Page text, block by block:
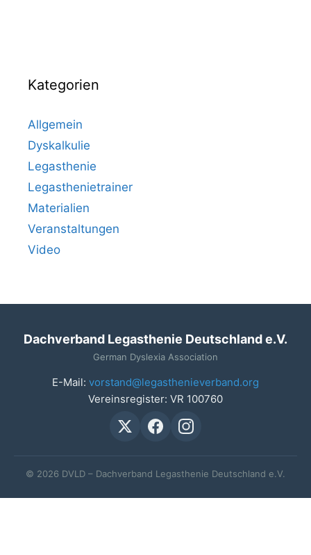
Kategorien
Allgemein
Dyskalkulie
Legasthenie
Legasthenietrainer
Materialien
Veranstaltungen
Video
Dachverband Legasthenie Deutschland e.V.
German Dyslexia Association
E-Mail: vorstand@legasthenieverband.org
Vereinsregister: VR 100760
© 2026 DVLD – Dachverband Legasthenie Deutschland e.V.